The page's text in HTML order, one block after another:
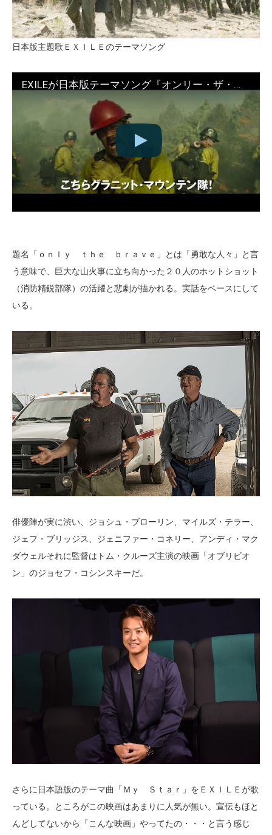
日本版主題歌ＥＸＩＬＥのテーマソング
EXILEが日本版テーマソング『オンリー・ザ・ブレイブ』予告編
題名「ｏｎｌｙ ｔｈｅ ｂｒａｖｅ」とは「勇敢な人々」と言
う意味で、巨大な山火事に立ち向かった２０人のホットショット
（消防精鋭部隊）の活躍と悲劇が描かれる。実話をベースにして
いる。
俳優陣が実に渋い、ジョシュ・ブローリン、マイルズ・テラー、
ジェフ・ブリッジス、ジェニファー・コネリー、アンディ・マク
ダウェルそれに監督はトム・クルーズ主演の映画「オブリビオ
ン」のジョセフ・コシンスキーだ。
さらに日本語版のテーマ曲「Ｍｙ Ｓｔａｒ」をＥＸＩＬＥが歌
っている。ところがこの映画はあまりに人気が無い。宣伝もほと
んどしてないから「こんな映画」やってたの・・・と言う感じ